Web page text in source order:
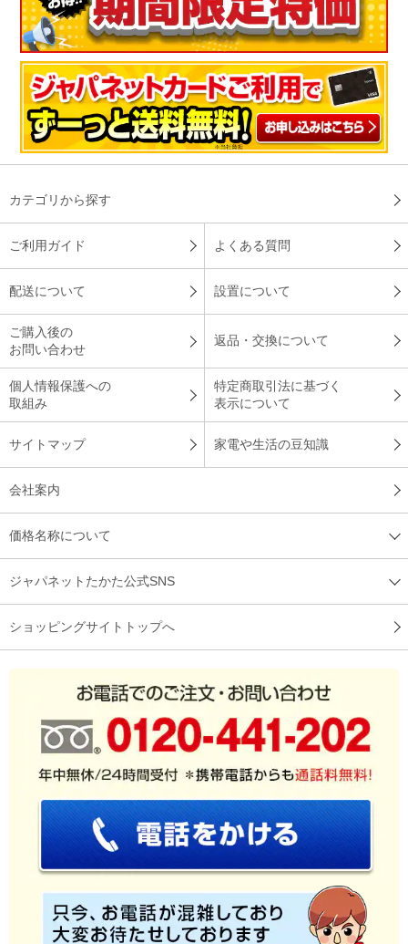
カテゴリから探す
ご利用ガイド よくある質問
配送について 設置について
ご購入後の
お問い合わせ
返品・交換について
個人情報保護への
取組み
特定商取引法に基づく
表示について
サイトマップ 家電や生活の豆知識
会社案内
価格名称について
ジャパネットたかた公式SNS
ショッピングサイトトップへ